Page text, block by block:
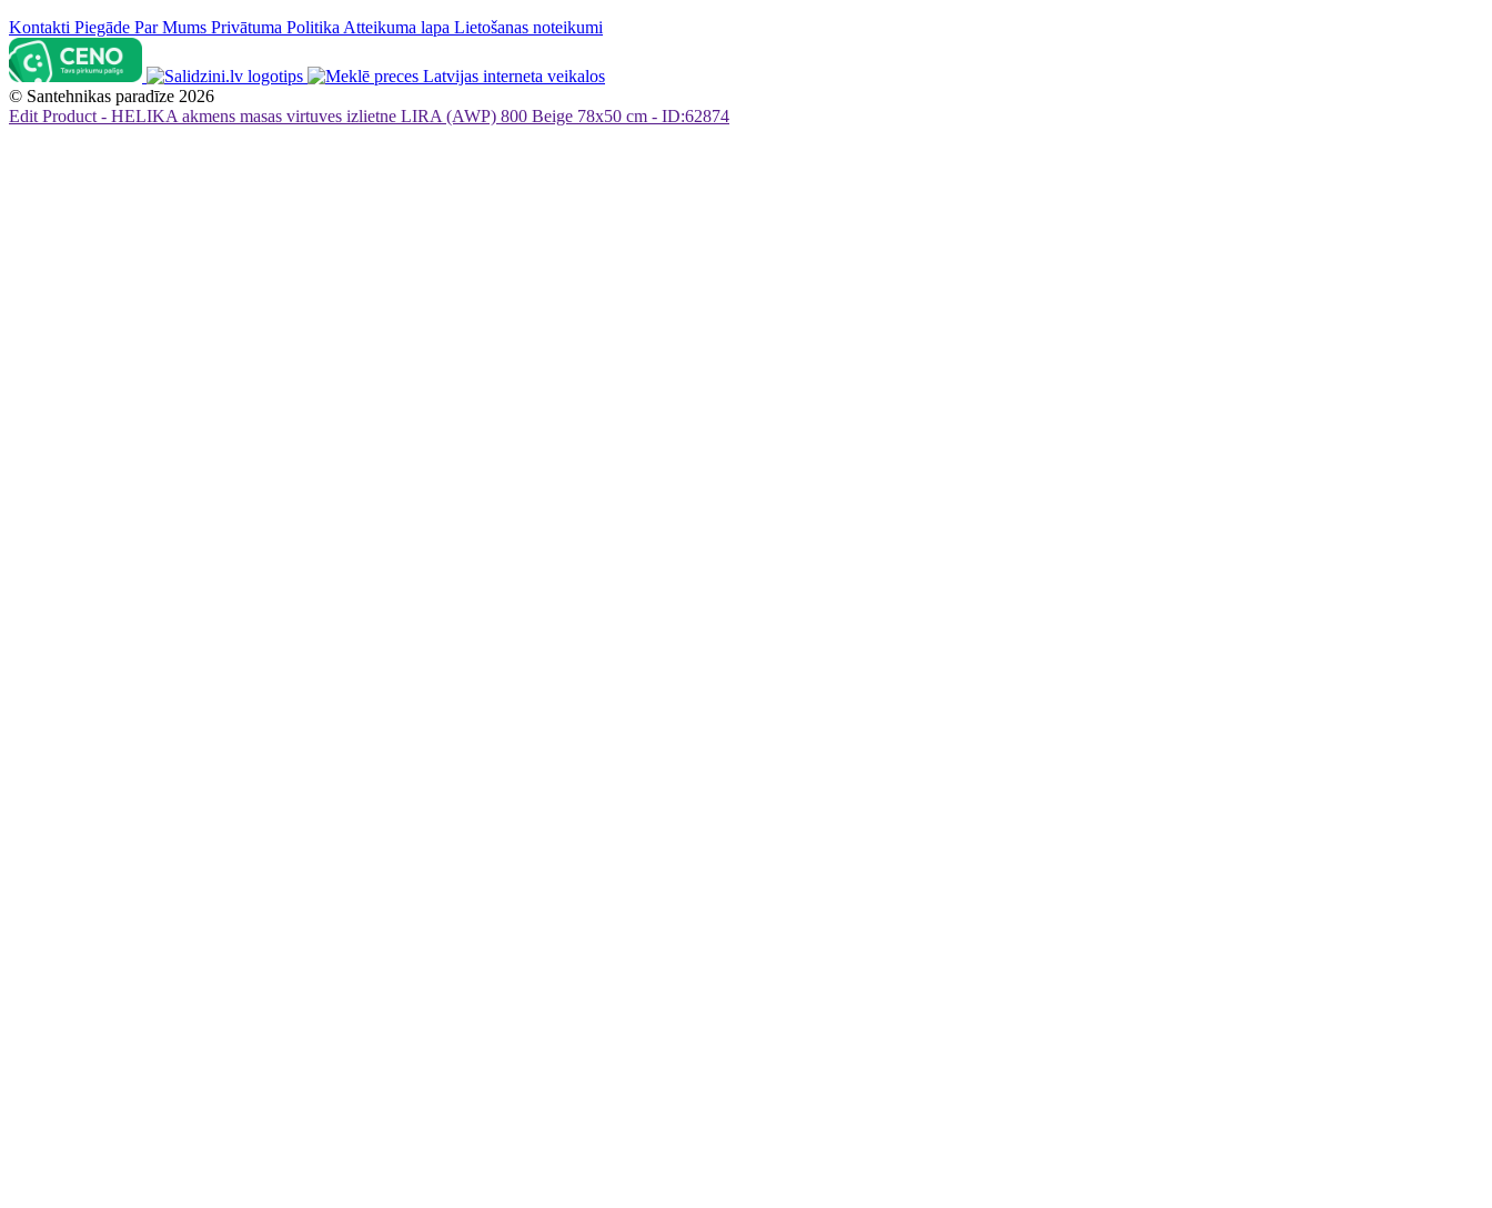
Kontakti Piegāde Par Mums Privātuma Politika Atteikuma lapa Lietošanas noteikumi
© Santehnikas paradīze 2026
Edit Product - HELIKA akmens masas virtuves izlietne LIRA (AWP) 800 Beige 78x50 cm - ID:62874